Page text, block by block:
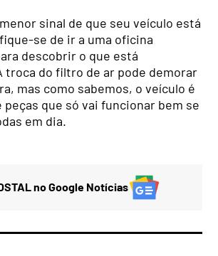
sinal de que seu veículo está
se de ir a uma oficina
descobrir o que está
troca do filtro de ar pode demorar
mas como sabemos, o veículo é
que só vai funcionar bem se
em dia.
no Google Notícias